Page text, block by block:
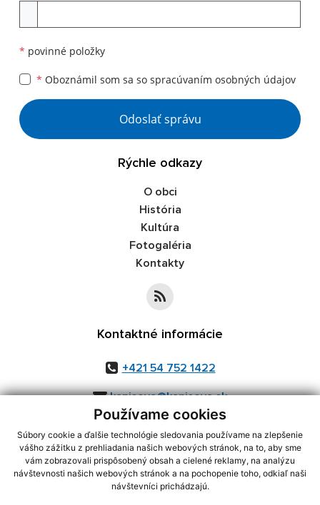
Používame cookies
Súbory cookie a ďalšie technológie sledovania používame na zlepšenie
vášho zážitku z prehliadania našich webových stránok, na to, aby sme
vám zobrazovali prispôsobený obsah a cielené reklamy, na analýzu
návštevnosti našich webových stránok a na pochopenie toho, odkiaľ naši
návštevníci prichádzajú.
* povinné položky
* Oboznámil som sa so spracúvaním osobných údajov
Google reCaptcha Response
Odoslať správu
Rýchle odkazy
O obci
História
Kultúra
Fotogaléria
Kontakty
Kontaktné informácie
+421 54 752 1422
kapisova@kapisova.sk
využite možnosť získavania aktuálnych informácií s využitím RSS
CMS systém (redakčný) systém ECHELON 2,Mapa stránok,web portál
webex.digital, s.r.o.,domény,registrácia domény